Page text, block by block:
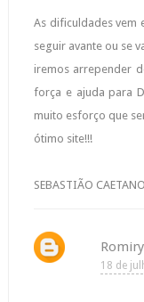
As dificuldades vem
seguir avante ou se
iremos arrepender
força e ajuda para
muito esforço que
ótimo site!!!
SEBASTIÃO CAETANO
18 de